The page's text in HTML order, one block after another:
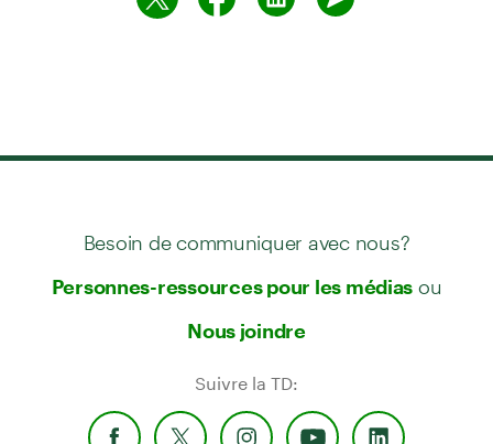
Besoin de communiquer avec nous?
Personnes-ressources pour les médias ou
Nous joindre
Suivre la TD: